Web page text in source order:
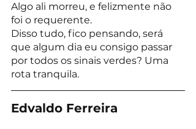
Algo ali morreu, e felizmente não
foi o requerente.
Disso tudo, fico pensando, será
que algum dia eu consigo passar
por todos os sinais verdes? Uma
rota tranquila.
Edvaldo Ferreira